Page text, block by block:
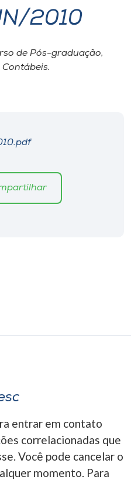
2010
de Pós-graduação,
entrar em contato
correlacionadas que
Você pode cancelar o
momento. Para